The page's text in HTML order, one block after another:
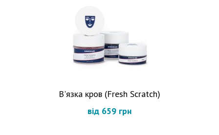
В'язка кров (Fresh Scratch)
від 659 грн